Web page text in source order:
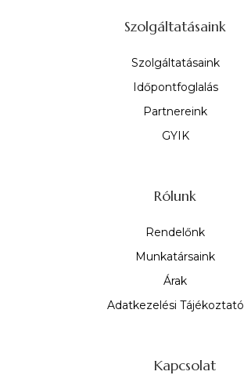
Szolgáltatásaink
Szolgáltatásaink
Időpontfoglalás
Partnereink
GYIK
Rólunk
Rendelőnk
Munkatársaink
Árak
Adatkezelési Tájékoztató
Kapcsolat